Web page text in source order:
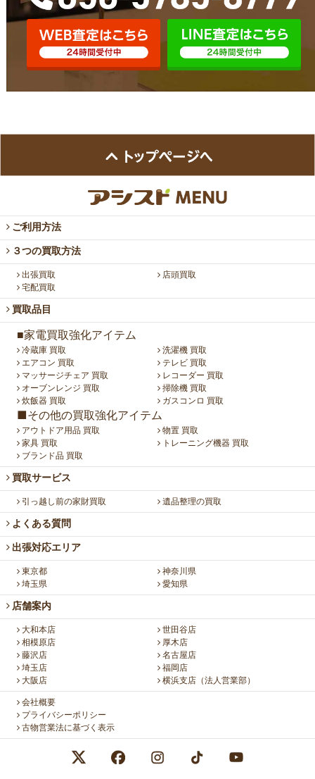
ご利用方法
３つの買取方法
出張買取
店頭買取
宅配買取
買取品目
■家電買取強化アイテム
冷蔵庫 買取
洗濯機 買取
エアコン 買取
テレビ 買取
マッサージチェア 買取
レコーダー 買取
オーブンレンジ 買取
掃除機 買取
炊飯器 買取
ガスコンロ 買取
■その他の買取強化アイテム
アウトドア用品 買取
物置 買取
家具 買取
トレーニング機器 買取
ブランド品 買取
買取サービス
引っ越し前の家財買取 遺品整理の買取
よくある質問
出張対応エリア
東京都
神奈川県
埼玉県
愛知県
店舗案内
大和本店
世田谷店
相模原店
厚木店
藤沢店
名古屋店
埼玉店
福岡店
大阪店
横浜支店（法人営業部）
会社概要
プライバシーポリシー
古物営業法に基づく表示